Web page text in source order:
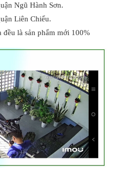
Ngũ Hành Sơn.
Liên Chiểu.
đều là sản phẩm mới 100%